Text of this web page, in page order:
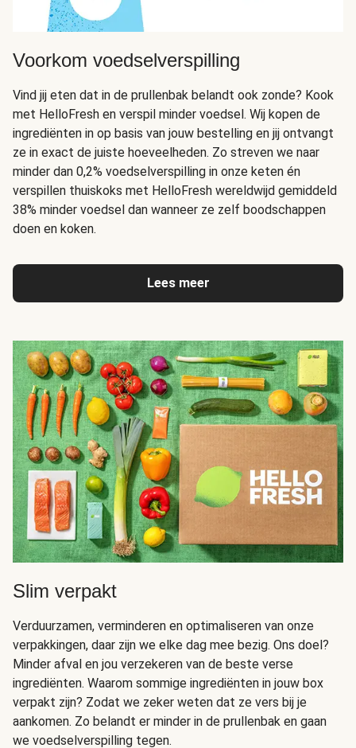
Voorkom voedselverspilling
Vind jij eten dat in de prullenbak belandt ook zonde? Kook
met HelloFresh en verspil minder voedsel. Wij kopen de
ingrediënten in op basis van jouw bestelling en jij ontvangt
ze in exact de juiste hoeveelheden. Zo streven we naar
minder dan 0,2% voedselverspilling in onze keten én
verspillen thuiskoks met HelloFresh wereldwijd gemiddeld
38% minder voedsel dan wanneer ze zelf boodschappen
doen en koken.
Lees meer
Slim verpakt
Verduurzamen, verminderen en optimaliseren van onze
verpakkingen, daar zijn we elke dag mee bezig. Ons doel?
Minder afval en jou verzekeren van de beste verse
ingrediënten. Waarom sommige ingrediënten in jouw box
verpakt zijn? Zodat we zeker weten dat ze vers bij je
aankomen. Zo belandt er minder in de prullenbak en gaan
we voedselverspilling tegen.